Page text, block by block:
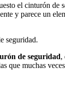
el cinturón
y parece un
seguridad.
de seguridad,
que muchas